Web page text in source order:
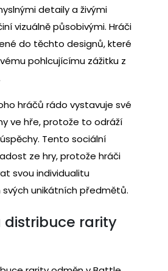
detaily a živými
vizuálně působivými. Hráči
do těchto designů, které
pohlcujícímu zážitku z
hráčů rádo vystavuje své
ve hře, protože to odráží
Tento sociální
ze hry, protože hráči
svou individualitu
unikátních předmětů.
distribuce rarity